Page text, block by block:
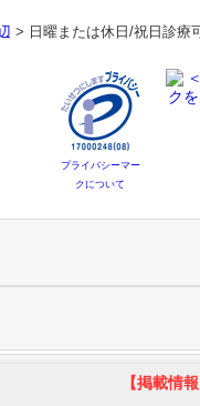
> 日曜または休日/祝日診療
プライバシーマー
クについて
【掲載情